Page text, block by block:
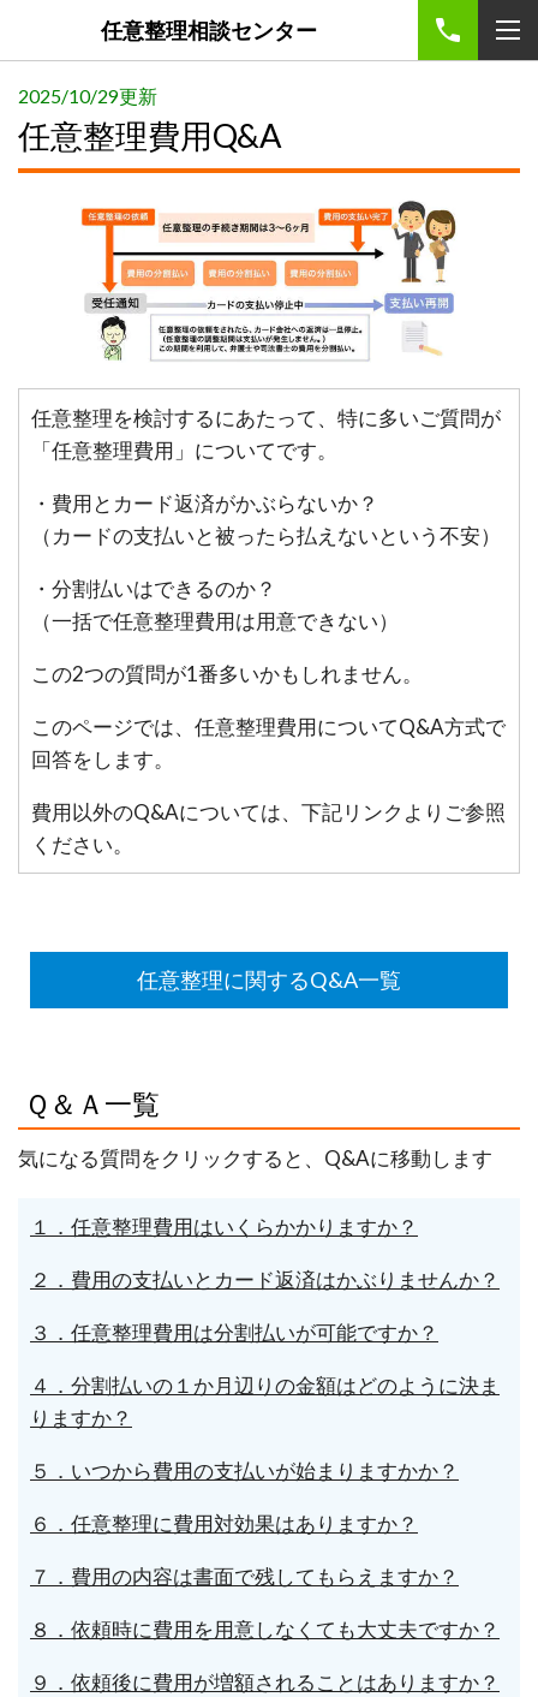
任意整理相談センター
2025/10/29更新
任意整理費用Q&A
任意整理を検討するにあたって、特に多いご質問が
「任意整理費用」についてです。
・費用とカード返済がかぶらないか？
（カードの支払いと被ったら払えないという不安）
・分割払いはできるのか？
（一括で任意整理費用は用意できない）
この2つの質問が1番多いかもしれません。
このページでは、任意整理費用についてQ&A方式で
回答をします。
費用以外のQ&Aについては、下記リンクよりご参照
ください。
任意整理に関するQ&A一覧
Ｑ＆Ａ一覧
気になる質問をクリックすると、Q&Aに移動します
１．任意整理費用はいくらかかりますか？
２．費用の支払いとカード返済はかぶりませんか？
３．任意整理費用は分割払いが可能ですか？
４．分割払いの１か月辺りの金額はどのように決ま
りますか？
５．いつから費用の支払いが始まりますかか？
６．任意整理に費用対効果はありますか？
７．費用の内容は書面で残してもらえますか？
８．依頼時に費用を用意しなくても大丈夫ですか？
９．依頼後に費用が増額されることはありますか？